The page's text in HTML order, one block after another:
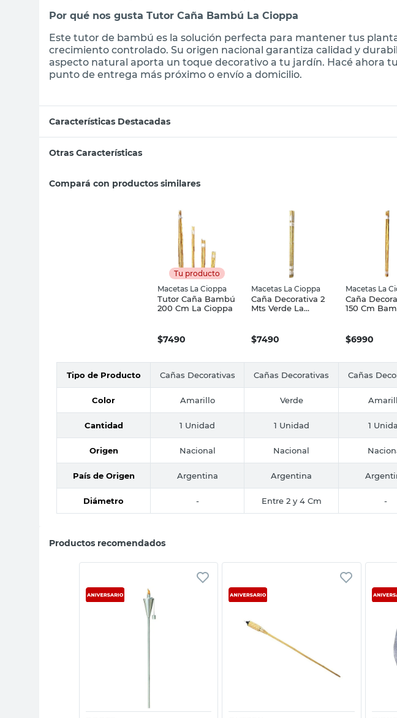
Por qué nos gusta Tutor Caña Bambú La Cioppa
Este tutor de bambú es la solución perfecta para mantener tus
crecimiento controlado. Su origen nacional garantiza calidad y
aspecto natural aporta un toque decorativo a tu jardín. Hacé ahora
punto de entrega más próximo o envío a domicilio.
Características Destacadas
Otras Características
Compará con productos similares
Tu producto
Macetas La Cioppa
Tutor Caña Bambú
200 Cm La Cioppa
$7490
Macetas La Cioppa
Caña Decorativa 2
Mts Verde La
$7490
Macetas La
Caña
150 Cm
$6990
Tipo de Producto Cañas Decorativas Cañas Decorativas Cañas
Color Amarillo Verde
Cantidad 1 Unidad 1 Unidad 1
Origen Nacional Nacional
País de Origen Argentina Argentina
Diámetro - Entre 2 y 4 Cm -
Productos recomendados
Vista rápida